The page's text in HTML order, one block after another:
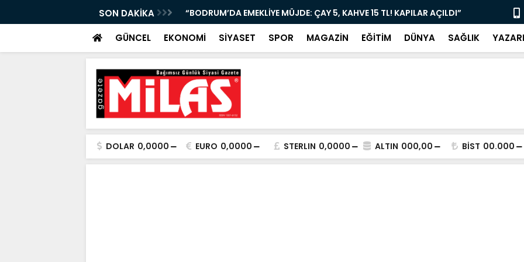
SON DAKİKA
ÇAY 5, KAHVE 15 TL! KAPILAR AÇILDI” “AK PARTİ MUĞLA İL BAŞKANLIĞI’NDA ÖNEMLİ KONUK!” Muğla'da
GÜNCEL EKONOMİ SİYASET SPOR MAGAZİN EĞİTİM DÜNYA SAĞLIK
DOLAR 0,0000 EURO 0,0000 STERLIN 0,0000 ALTIN 000,00 BİST 00.000